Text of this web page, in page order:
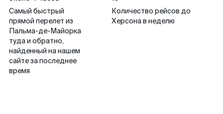
Самый быстрый
прямой перелет из
Пальма-де-Майорка
туда и обратно,
найденный на нашем
сайте за последнее
время
Количество рейсов до
Херсона в неделю